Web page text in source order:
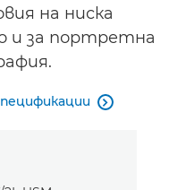
на ниска
и за портретна
